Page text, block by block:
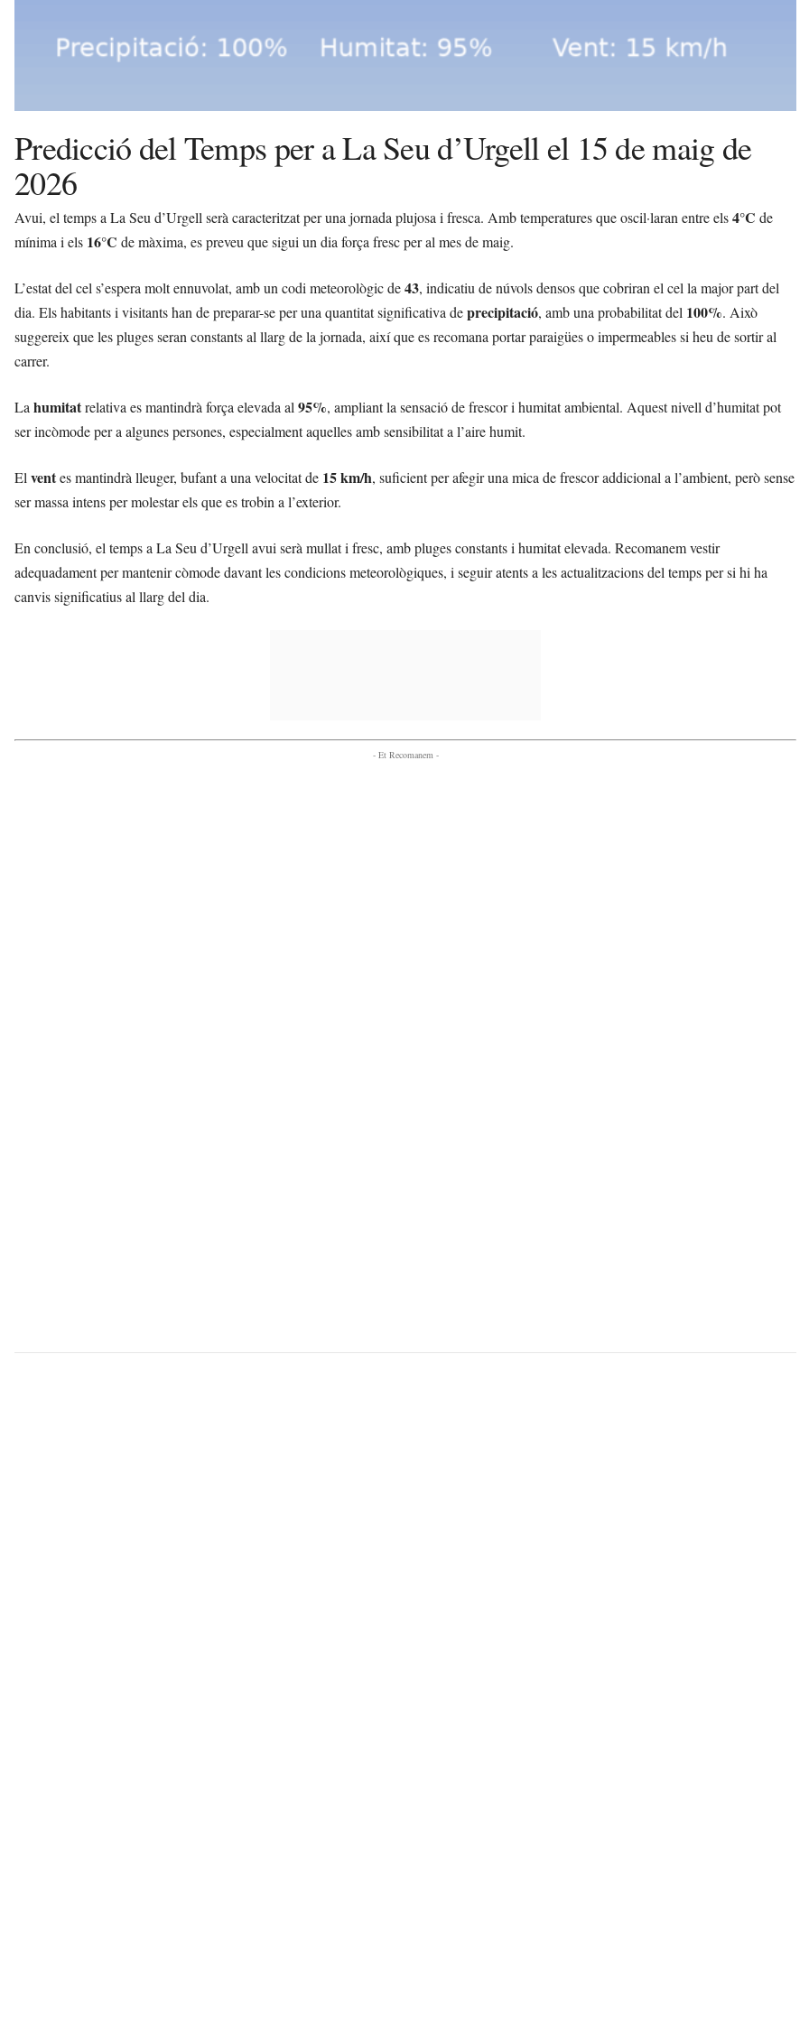
Predicció del Temps per a La Seu d’Urgell el 15 de maig de
2026
Avui, el temps a La Seu d’Urgell serà caracteritzat per una jornada plujosa i fresca. Amb temperatures que oscil·laran entre els4°C de
mínima i els 16°C de màxima, es preveu que sigui un dia força fresc per al mes de maig.
L’estat del cel s’espera molt ennuvolat, amb un codi meteorològic de43, indicatiu de núvols densos que cobriran el cel la major part del
dia. Els habitants i visitants han de preparar-se per una quantitat significativa deprecipitació, amb una probabilitat del 100%. Això
suggereix que les pluges seran constants al llarg de la jornada, així que es recomana portar paraigües o impermeables si heu de sortir al
carrer.
La humitatrelativa es mantindrà força elevada al 95%, ampliant la sensació de frescor i humitat ambiental. Aquest nivell d’humitat pot
ser incòmode per a algunes persones, especialment aquelles amb sensibilitat a l’aire humit.
El ventes mantindrà lleuger, bufant a una velocitat de 15 km/h, suficient per afegir una mica de frescor addicional a l’ambient, però sense
ser massa intens per molestar els que es trobin a l’exterior.
En conclusió, el temps a La Seu d’Urgell avui serà mullat i fresc, amb pluges constants i humitat elevada. Recomanem vestir
adequadament per mantenir còmode davant les condicions meteorològiques, i seguir atents a les actualitzacions del temps per si hi ha
canvis significatius al llarg del dia.
- Et Recomanem -